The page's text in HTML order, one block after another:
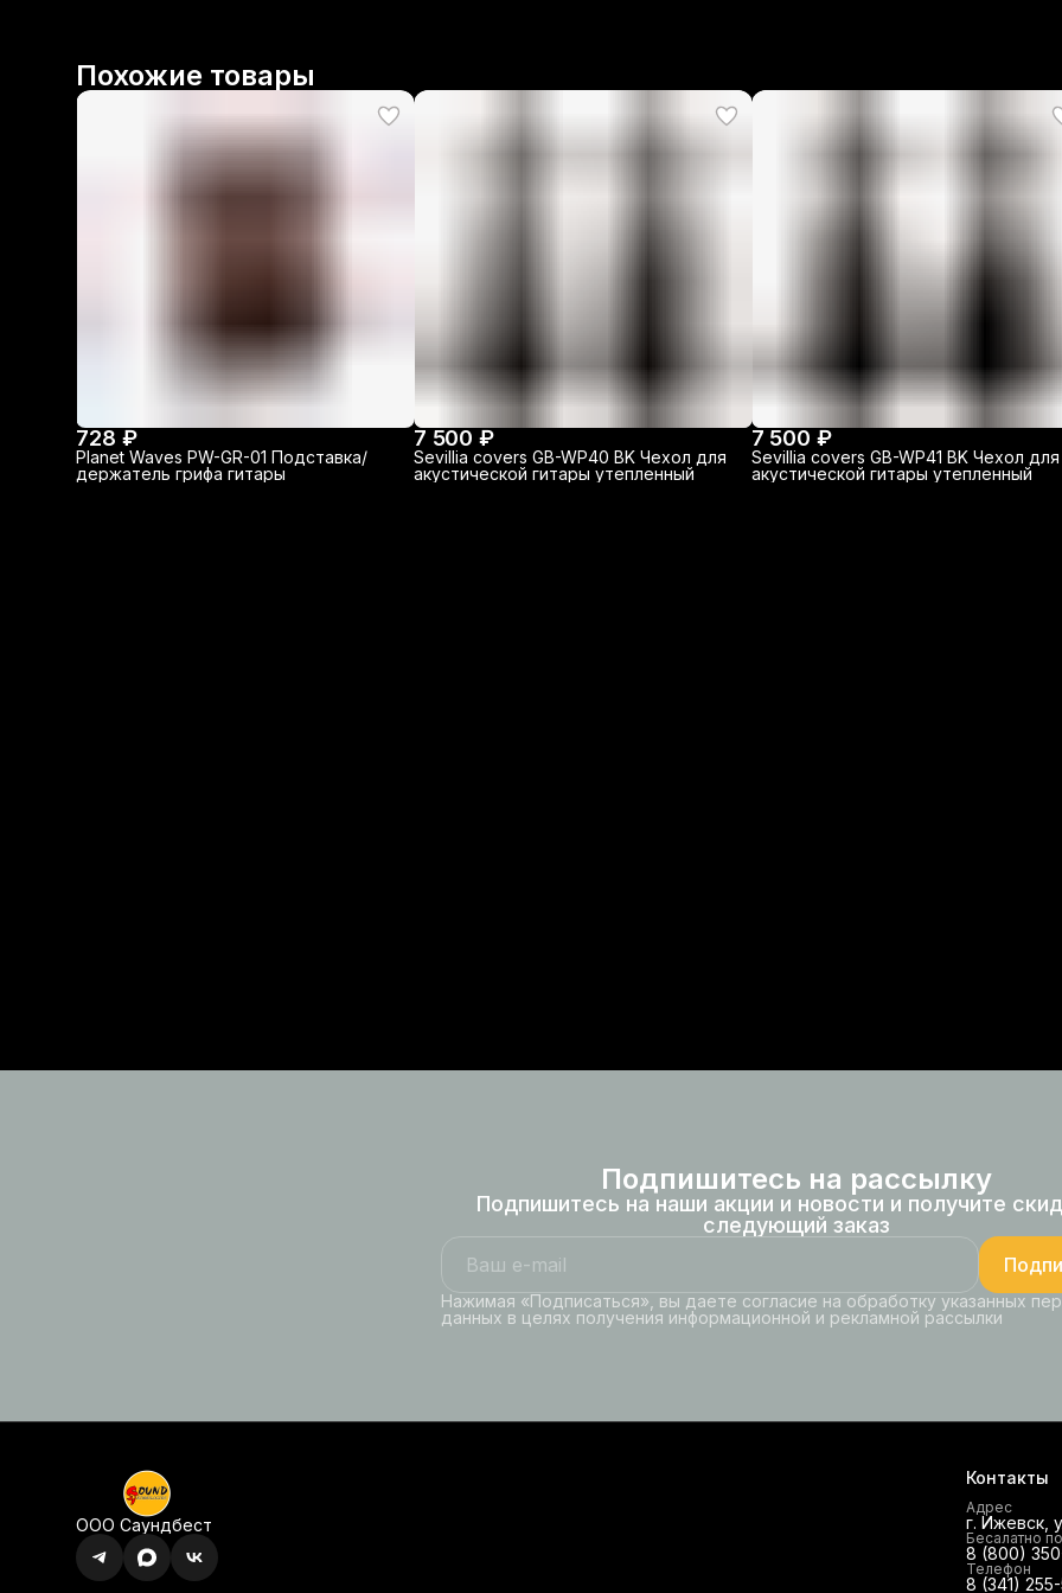
Похожие товары
728 ₽
Planet Waves PW-GR-01 Подставка/
держатель грифа гитары
7 500 ₽
Sevillia covers GB-WP40 BK Чехол для
акустической гитары утепленный
7 500 ₽
Sevillia covers GB-WP41 BK Чехол для
акустической гитары утепленный
Подпишитесь на рассылку
Подпишитесь на наши акции и новости и получите
следующий заказ
Нажимая «Подписаться», вы даете согласие на обработку указанных
данных в целях получения информационной и рекламной рассылки
ООО Саундбест
Контакты
Адрес
г. Ижевск,
Бесалатно
8 (800)
Телефон
8 (341)